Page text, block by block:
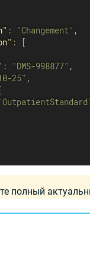
: "Changement" ,
:
[
: "DMS-998877" ,
25" ,
[
полный